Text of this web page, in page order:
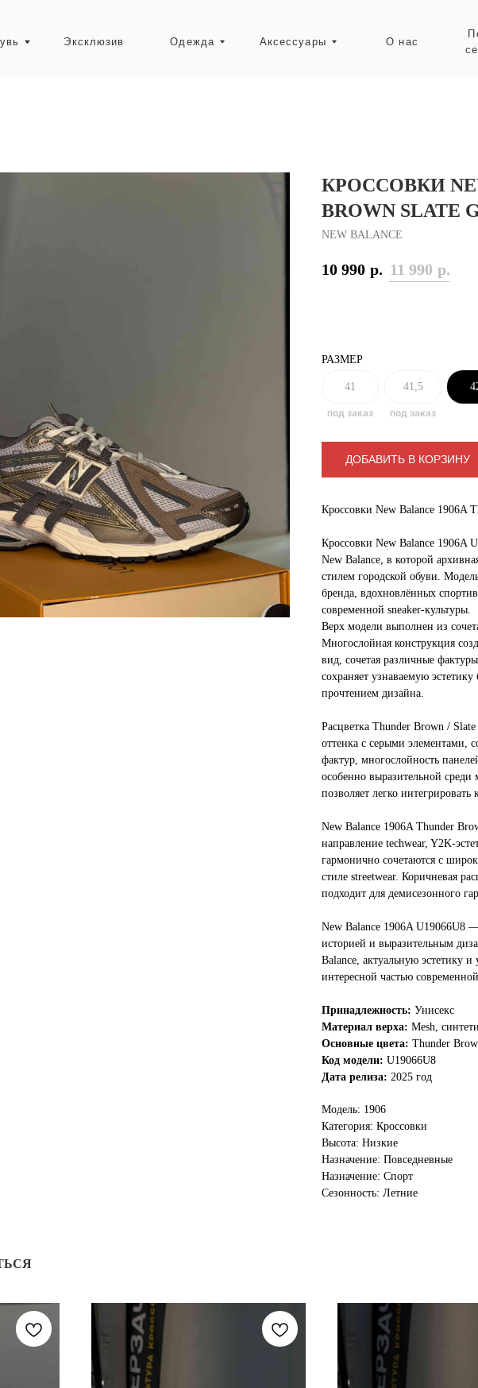
Эксклюзив Аксессуары
сертификаты
КРОССОВКИ
BROWN SLATE
NEW BALANCE
10 990 р. 11 990 р.
РАЗМЕР
41 41,5
ДОБАВИТЬ В КОРЗИНУ
Кроссовки New Balance 1906A
Кроссовки New Balance 1906A
New Balance, в которой
стилем городской обуви.
бренда, вдохновлённых
современной sneaker-культуры.
Верх модели выполнен из
Многослойная конструкция
вид, сочетая различные
сохраняет узнаваемую
прочтением дизайна.
Расцветка Thunder Brown /
оттенка с серыми элементами,
фактур, многослойность
особенно выразительной
позволяет легко
New Balance 1906A Thunder
направление techwear, Y2K-
гармонично сочетаются с
стиле streetwear. Коричневая
подходит для демисезонного
New Balance 1906A U19066U8
историей и выразительным
Balance, актуальную эстетику и
интересной частью
Принадлежность: Унисекс
Материал верха: Mesh,
Основные цвета: Thunder
Код модели: U19066U8
Дата релиза: 2025 год
Модель: 1906
Категория: Кроссовки
Высота: Низкие
Назначение: Повседневные
Назначение: Спорт
Сезонность: Летние